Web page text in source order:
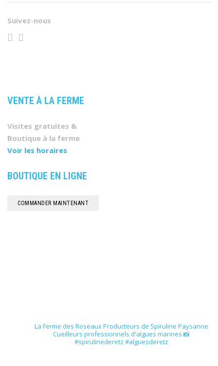
Suivez-nous
VENTE À LA FERME
Visites gratuites &
Boutique à la ferme
Voir les horaires
BOUTIQUE EN LIGNE
COMMANDER MAINTENANT
La Ferme des RoseauxProducteurs de Spiruline Paysanne
Cueilleurs professionnels d'algues marines 📸
#spirulinederetz #alguesderetz